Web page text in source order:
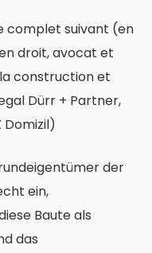
complet suivant (en
droit, avocat et
construction et
Dürr + Partner,
Domizil)
der
ein,
Baute als
das